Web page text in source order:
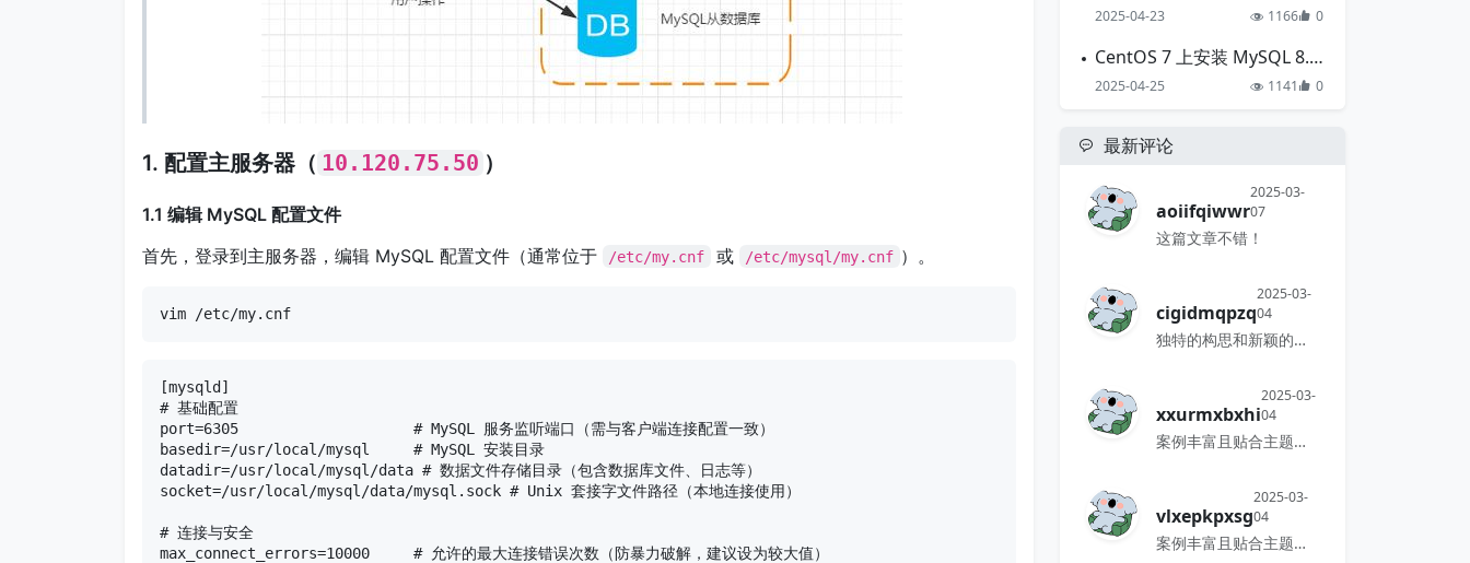
1. 配置主服务器（ 10.120.75.50 ）
1.1 编辑 MySQL 配置文件
首先，登录到主服务器，编辑 MySQL 配置文件（通常位于
/etc/my.cnf 或 /etc/mysql/my.cnf ）。
vim /etc/my.cnf
[mysqld]
# 基础配置
port=6305                    # MySQL 服务监听端口（需与客户端连接配置一致）
basedir=/usr/local/mysql     # MySQL 安装目录
datadir=/usr/local/mysql/data # 数据文件存储目录（包含数据库文件、日志等）
socket=/usr/local/mysql/data/mysql.sock # Unix 套接字文件路径（本地连接使用）
# 连接与安全
max_connect_errors=10000     # 允许的最大连接错误次数（防暴力破解，建议设为较大值）
2025-04-23 1166 0
CentOS 7 上安装 MySQL 8.0.40 （二进制安装）
2025-04-25 1141 0
最新评论
aoiifqiwwr
2025-03-
07
这篇文章不错！
cigidmqpzq
2025-03-
04
独特的构思和新颖的观点，让这篇文章...
xxurmxbxhi
2025-03-
04
案例丰富且贴合主题，论证逻辑环环相扣。
vlxepkpxsg
2025-03-
04
案例丰富且贴合主题，论证逻辑环环相扣。